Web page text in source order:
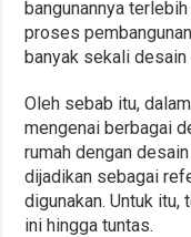
bangunannya
proses
banyak sekali
Oleh sebab itu,
mengenai berbagai
rumah dengan
dijadikan sebagai
digunakan. Untuk
ini hingga tuntas.